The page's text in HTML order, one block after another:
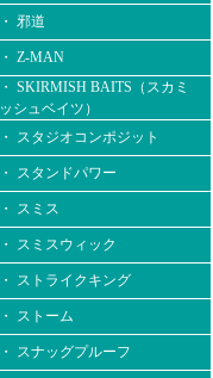
・ 邪道
・ Z-MAN
・ SKIRMISH BAITS（スカミ
ッシュベイツ）
・ スタジオコンポジット
・ スタンドパワー
・ スミス
・ スミスウィック
・ ストライクキング
・ ストーム
・ スナッグプルーフ